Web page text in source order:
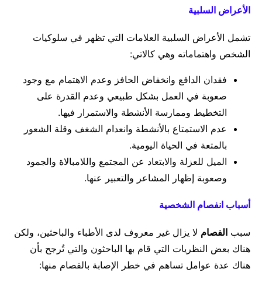
الأعراض السلبية
تشمل الأعراض السلبية العلامات التي تظهر في سلوكيات
الشخص واهتماماته وهي كالاتي:
فقدان الدافع وانخفاض الحافز وعدم الاهتمام مع وجود
صعوبة في العمل بشكل طبيعي وعدم القدرة على
التخطيط وممارسة الأنشطة والاستمرار فيها.
عدم الاستمتاع بالأنشطة وانعدام الشغف وقلة الشعور
بالمتعة في الحياة اليومية.
الميل للعزلة والابتعاد عن المجتمع واللامبالاة والجمود
وصعوبة إظهار المشاعر والتعبير عنها.
أسباب انفصام الشخصية
سبب الفصام لا يزال غير معروف لدى الأطباء والباحثين، ولكن
هناك بعض النظريات التي قام بها الباحثون والتي تُرجح بأن
هناك عدة عوامل تساهم في خطر الإصابة بالفصام منها: